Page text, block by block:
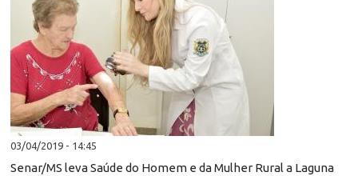
03/04/2019 - 14:45
Senar/MS leva Saúde do Homem e da Mulher Rural a Laguna